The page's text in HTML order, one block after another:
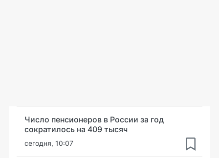
Число пенсионеров в России за год
сократилось на 409 тысяч
сегодня, 10:07